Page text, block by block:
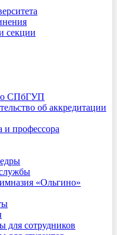
секции
о СПбГУП
об аккредитации
и профессора
«Ольгино»
для сотрудников